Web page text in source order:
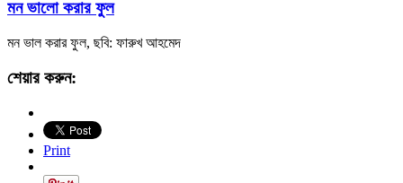
মন ভালো করার ফুল
মন ভাল করার ফুল, ছবি: ফারুখ আহমেদ
শেয়ার করুন:
Print